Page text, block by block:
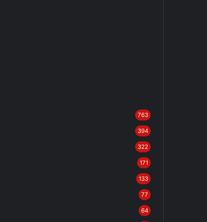
763
394
322
171
133
77
64